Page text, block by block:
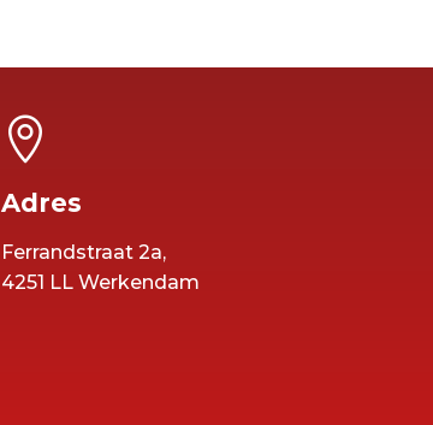

Adres
Ferrandstraat 2a,
4251 LL Werkendam